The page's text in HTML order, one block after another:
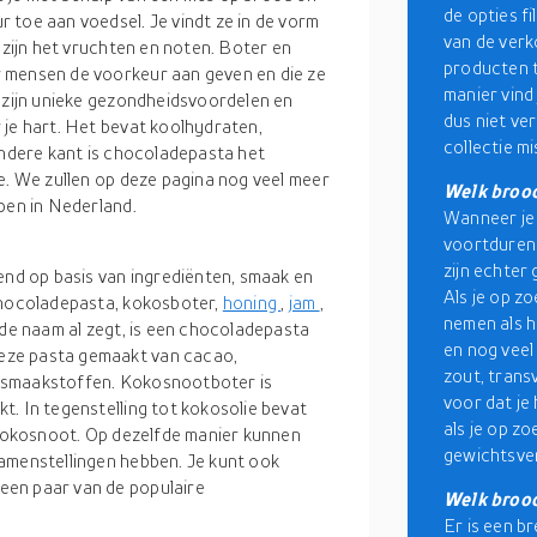
aan voedsel. Je vindt ze in de vorm
het vruchten en noten. Boter en
de voorkeur aan geven en die ze
unieke gezondheidsvoordelen en
hart. Het bevat koolhydraten,
kant is chocoladepasta het
zullen op deze pagina nog veel meer
in Nederland.
op basis van ingrediënten, smaak en
kokosboter, honing jam
naam al zegt, is een chocoladepasta
pasta gemaakt van cacao,
smaakstoffen. Kokosnootboter is
In tegenstelling tot kokosolie bevat
Op dezelfde manier kunnen
hebben. Je kunt ook
paar van de populaire
de opties
van de
producten
manier
dus niet
collectie
Welk
Wanneer
zijn echter
Als je op
nemen als
en nog
zout,
voor dat je
als je op
Welk
Er is een